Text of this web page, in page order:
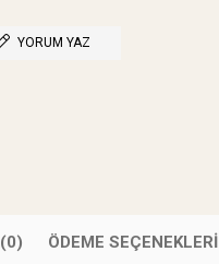
YORUM YAZ
(0) ÖDEME SEÇENEKLERI